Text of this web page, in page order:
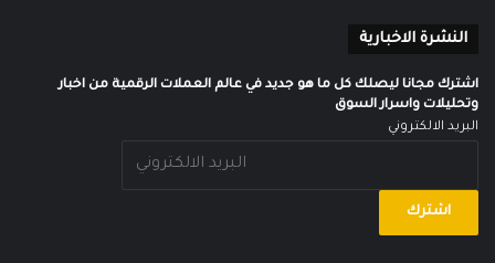
النشرة الاخبارية
اشترك مجانا ليصلك كل ما هو جديد في عالم العملات الرقمية من اخبار
وتحليلات واسرار السوق
البريد الالكتروني